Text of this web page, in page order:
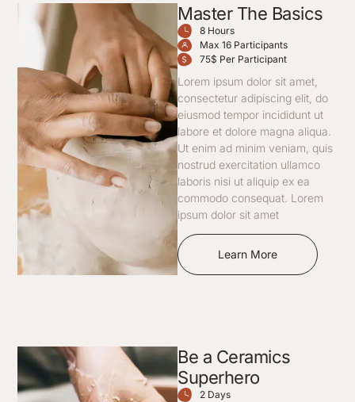
Master The Basics
8 Hours
Max 16 Participants
75$ Per Participant
Lorem ipsum dolor sit amet,
consectetur adipiscing elit, do
eiusmod tempor incididunt ut
labore et dolore magna aliqua.
Ut enim ad minim veniam, quis
nostrud exercitation ullamco
laboris nisi ut aliquip ex ea
commodo consequat. Lorem
ipsum dolor sit amet
Learn More
Be a Ceramics
Superhero
2 Days